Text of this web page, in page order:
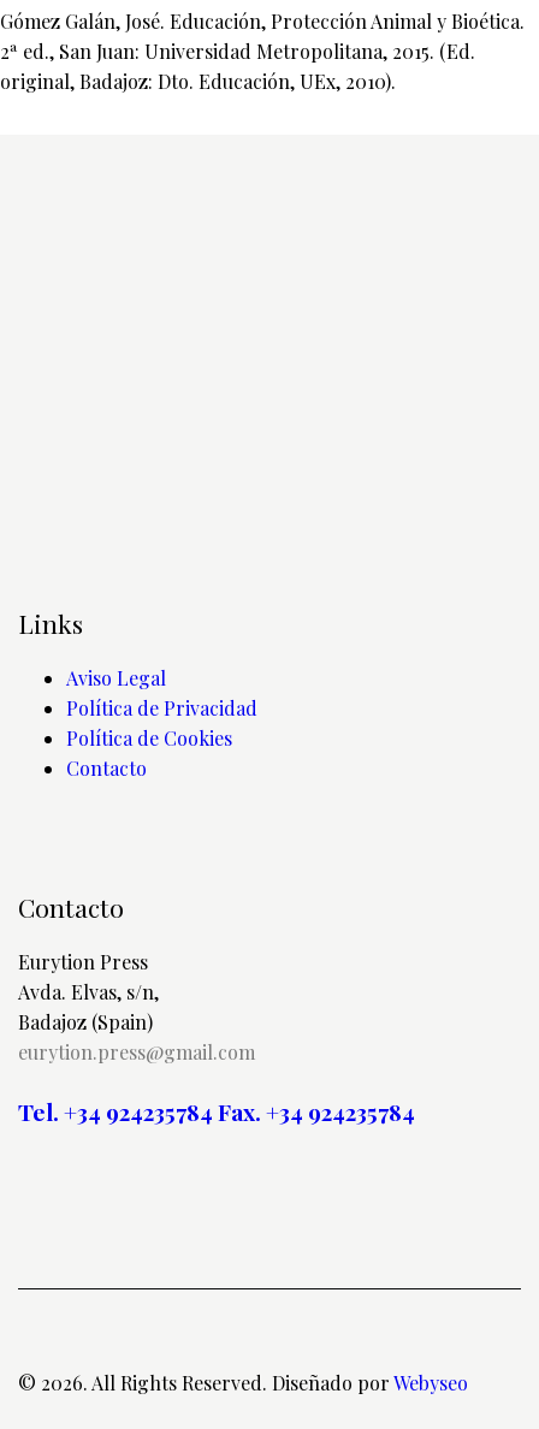
Gómez Galán, José. Educación, Protección Animal y Bioética.
2ª ed., San Juan: Universidad Metropolitana, 2015. (Ed.
original, Badajoz: Dto. Educación, UEx, 2010).
Links
Aviso Legal
Política de Privacidad
Política de Cookies
Contacto
Contacto
Eurytion Press
Avda. Elvas, s/n,
Badajoz (Spain)
eurytion.press@gmail.com
Tel. +34 924235784Fax. +34 924235784
© 2026. All Rights Reserved. Diseñado porWebyseo